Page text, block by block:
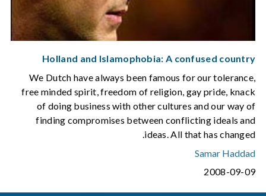
Holland and Islamophobia: A confused country
We Dutch have always been famous for our tolerance,
free minded spirit, freedom of religion, gay pride, knack
of doing business with other cultures and our way of
finding compromises between conflicting ideals and
ideas. All that has changed.
Samar Haddad
2008-09-09